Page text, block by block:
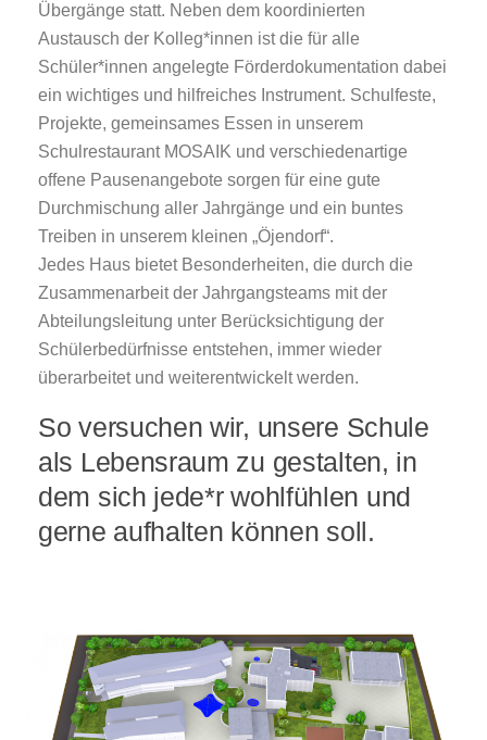
Übergänge statt. Neben dem koordinierten
Austausch der Kolleg*innen ist die für alle
Schüler*innen angelegte Förderdokumentation dabei
ein wichtiges und hilfreiches Instrument. Schulfeste,
Projekte, gemeinsames Essen in unserem
Schulrestaurant MOSAIK und verschiedenartige
offene Pausenangebote sorgen für eine gute
Durchmischung aller Jahrgänge und ein buntes
Treiben in unserem kleinen „Öjendorf“.
Jedes Haus bietet Besonderheiten, die durch die
Zusammenarbeit der Jahrgangsteams mit der
Abteilungsleitung unter Berücksichtigung der
Schülerbedürfnisse entstehen, immer wieder
überarbeitet und weiterentwickelt werden.
So versuchen wir, unsere Schule
als Lebensraum zu gestalten, in
dem sich jede*r wohlfühlen und
gerne aufhalten können soll.